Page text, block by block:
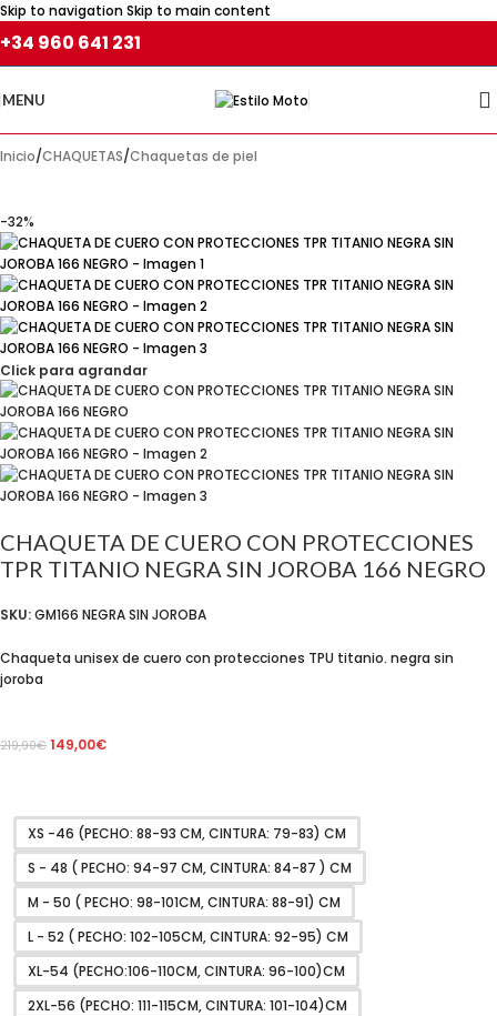
Skip to navigationSkip to main content
+34 960 641 231
MENU
Inicio/CHAQUETAS/Chaquetas de piel
-32%
Click para agrandar
CHAQUETA DE CUERO CON PROTECCIONES
TPR TITANIO NEGRA SIN JOROBA 166 NEGRO
SKU:GM166 NEGRA SIN JOROBA
Chaqueta unisex de cuero con protecciones TPU titanio. negra sin
joroba
219,90€ 149,00€
XS -46 (PECHO: 88-93 CM, CINTURA: 79-83) CM
S - 48 ( PECHO: 94-97 CM, CINTURA: 84-87 ) CM
M - 50 ( PECHO: 98-101CM, CINTURA: 88-91) CM
L - 52 ( PECHO: 102-105CM, CINTURA: 92-95) CM
XL-54 (PECHO:106-110CM, CINTURA: 96-100)CM
2XL-56 (PECHO: 111-115CM, CINTURA: 101-104)CM